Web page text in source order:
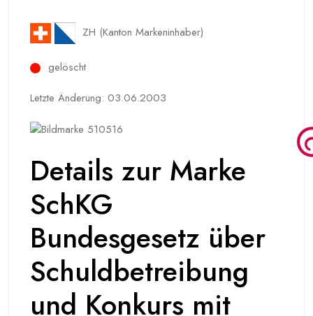
ZH (Kanton Markeninhaber)
gelöscht
Letzte Änderung: 03.06.2003
Details zur Marke
SchKG
Bundesgesetz über
Schuldbetreibung
und Konkurs mit